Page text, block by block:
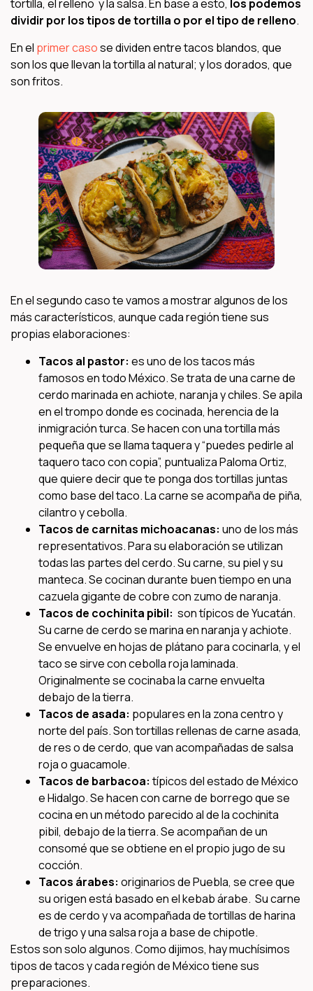
tortilla, el relleno y la salsa. En base a esto, los podemos
dividir por los tipos de tortilla o por el tipo de relleno.
En el primer casose dividen entre tacos blandos, que
son los que llevan la tortilla al natural; y los dorados, que
son fritos.
En el segundo caso te vamos a mostrar algunos de los
más característicos, aunque cada región tiene sus
propias elaboraciones:
Tacos al pastor: es uno de los tacos más
famosos en todo México. Se trata de una carne de
cerdo marinada en achiote, naranja y chiles. Se apila
en el trompo donde es cocinada, herencia de la
inmigración turca. Se hacen con una tortilla más
pequeña que se llama taquera y “puedes pedirle al
taquero taco con copia”, puntualiza Paloma Ortiz,
que quiere decir que te ponga dos tortillas juntas
como base del taco. La carne se acompaña de piña,
cilantro y cebolla.
Tacos de carnitas michoacanas: uno de los más
representativos. Para su elaboración se utilizan
todas las partes del cerdo. Su carne, su piel y su
manteca. Se cocinan durante buen tiempo en una
cazuela gigante de cobre con zumo de naranja.
Tacos de cochinita pibil: son típicos de Yucatán.
Su carne de cerdo se marina en naranja y achiote.
Se envuelve en hojas de plátano para cocinarla, y el
taco se sirve con cebolla roja laminada.
Originalmente se cocinaba la carne envuelta
debajo de la tierra.
Tacos de asada: populares en la zona centro y
norte del país. Son tortillas rellenas de carne asada,
de res o de cerdo, que van acompañadas de salsa
roja o guacamole.
Tacos de barbacoa:típicos del estado de México
e Hidalgo. Se hacen con carne de borrego que se
cocina en un método parecido al de la cochinita
pibil, debajo de la tierra. Se acompañan de un
consomé que se obtiene en el propio jugo de su
cocción.
Tacos árabes: originarios de Puebla, se cree que
su origen está basado en el kebab árabe. Su carne
es de cerdo y va acompañada de tortillas de harina
de trigo y una salsa roja a base de chipotle.
Estos son solo algunos. Como dijimos, hay muchísimos
tipos de tacos y cada región de México tiene sus
preparaciones.